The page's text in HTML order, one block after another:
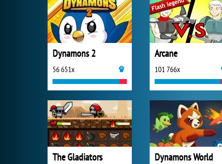
Dynamons 2
56 651x
Arcane
101 766x
The Gladiators Dynamons World